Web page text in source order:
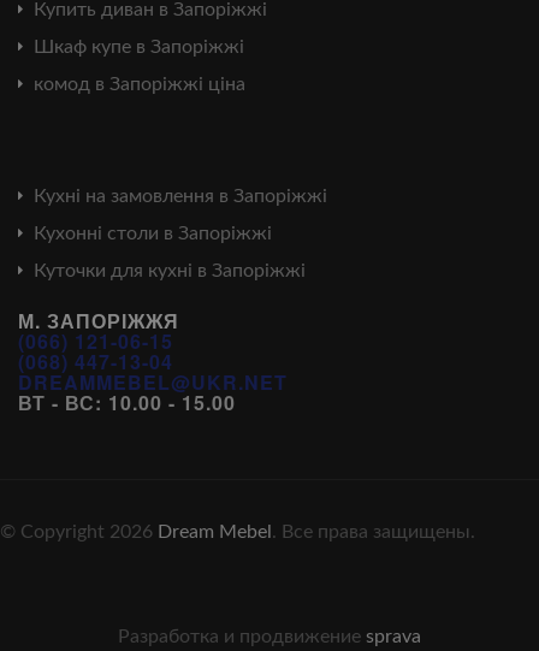
Купить диван в Запоріжжі
Шкаф купе в Запоріжжі
комод в Запоріжжі ціна
Кухні на замовлення в Запоріжжі
Кухонні столи в Запоріжжі
Куточки для кухні в Запоріжжі
М. ЗАПОРІЖЖЯ
(066) 121-06-15
(068) 447-13-04
DREAMMEBEL@UKR.NET
ВТ - ВС: 10.00 - 15.00
© Copyright 2026 Dream Mebel . Все права защищены.
Разработка и продвижение sprava